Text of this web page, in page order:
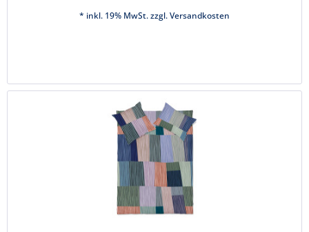
* inkl. 19% MwSt. zzgl.Versandkosten